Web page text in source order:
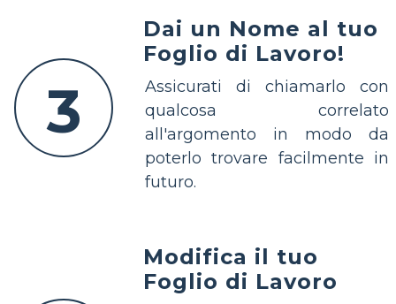
3
Dai un Nome al tuo
Foglio di Lavoro!
Assicurati di chiamarlo con
qualcosa correlato
all'argomento in modo da
poterlo trovare facilmente in
futuro.
Modifica il tuo
Foglio di Lavoro